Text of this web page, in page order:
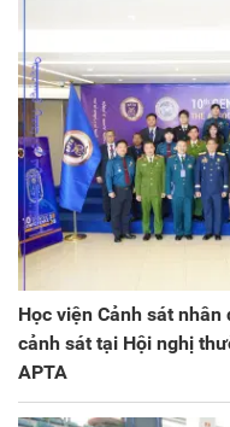
Học viện Cảnh sát
cảnh sát tại Hội nghị
APTA